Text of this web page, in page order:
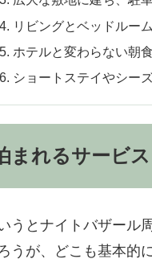
リビングとベッドルー
ホテルと変わらない朝
ショートステイやシー
まれるサービ
うとナイトバザール
うが、どこも基本的